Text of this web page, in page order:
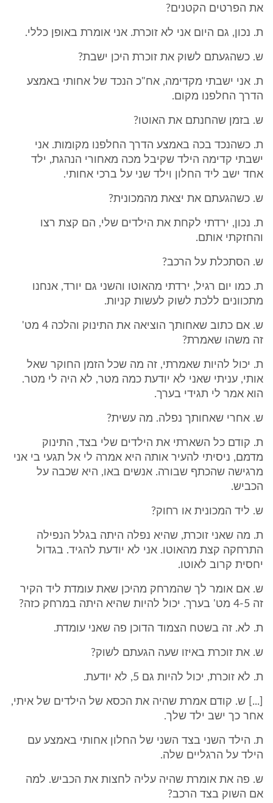
את הפרטים הקטנים?
ת. נכון, גם היום אני לא זוכרת. אני אומרת באופן כללי.
ש. כשהגעתם לשוק את זוכרת היכן ישבת?
ת. אני ישבתי מקדימה, אח"כ הנכד של אחותי באמצע
הדרך החלפנו מקום.
ש. בזמן שהחנתם את האוטו?
ת. כשהנכד בכה באמצע הדרך החלפנו מקומות. אני
ישבתי קדימה הילד שקיבל מכה מאחורי הנהגת, ילד
אחד ישב ליד החלון וילד שני על ברכי אחותי.
ש. כשהגעתם את יצאת מהמכונית?
ת. נכון, ירדתי לקחת את הילדים שלי, הם קצת רצו
והחזקתי אותם.
ש. הסתכלת על הרכב?
ת. כמו יום רגיל, ירדתי מהאוטו והשני גם יורד, אנחנו
מתכוונים ללכת לשוק לעשות קניות.
ש. אם כתוב שאחותך הוציאה את התינוק והלכה 4 מט'
זה משהו שאמרת?
ת. יכול להיות שאמרתי, זה מה שכל הזמן החוקר שאל
אותי, עניתי שאני לא יודעת כמה מטר, לא היה לי מטר.
הוא אמר לי תגידי בערך.
ש. אחרי שאחותך נפלה. מה עשית?
ת. קודם כל השארתי את הילדים שלי בצד, התינוק
מדמם, ניסיתי להעיר אותה היא אמרה לי אל תגעי בי אני
מרגישה שהכתף שבורה. אנשים באו, היא שכבה על
הכביש.
ש. ליד המכונית או רחוק?
ת. מה שאני זוכרת, שהיא נפלה היתה בגלל הנפילה
התרחקה קצת מהאוטו. אני לא יודעת להגיד. בגדול
יחסית קרוב לאוטו.
ש. אם אומר לך שהמרחק מהיכן שאת עומדת ליד הקיר
זה 4-5 מט' בערך. יכול להיות שהיא היתה במרחק כזה?
ת. לא. זה בשטח הצמוד הדוכן פה שאני עומדת.
ש. את זוכרת באיזו שעה הגעתם לשוק?
ת. לא זוכרת, יכול להיות גם 5, לא יודעת.
[...] ש. קודם אמרת שהיה את הכסא של הילדים של איתי,
אחר כך ישב ילד שלך.
ת. הילד השני בצד השני של החלון אחותי באמצע עם
הילד על הרגליים שלה.
ש. פה את אומרת שהיה עליה לחצות את הכביש. למה
אם השוק בצד הרכב?